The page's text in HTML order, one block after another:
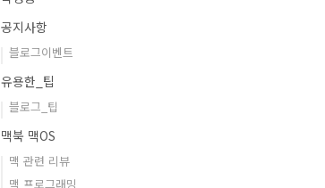
공지사항
블로그이벤트
유용한_팁
블로그_팁
맥북 맥OS
맥 관련 리뷰
맥 프로그래밍